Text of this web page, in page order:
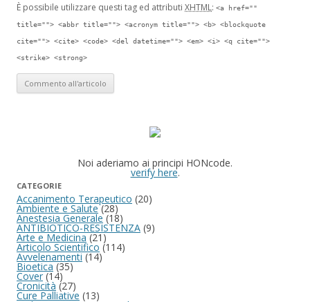
È possibile utilizzare questi tag ed attributi XHTML: <a href=""
title=""> <abbr title=""> <acronym title=""> <b> <blockquote
cite=""> <cite> <code> <del datetime=""> <em> <i> <q cite="">
<strike> <strong>
Noi aderiamo ai principi HONcode.
verify here.
CATEGORIE
Accanimento Terapeutico (20)
Ambiente e Salute(28)
Anestesia Generale(18)
ANTIBIOTICO-RESISTENZA (9)
Arte e Medicina(21)
Articolo Scientifico (114)
Avvelenamenti(14)
Bioetica(35)
Cover(14)
Cronicità (27)
Cure Palliative (13)